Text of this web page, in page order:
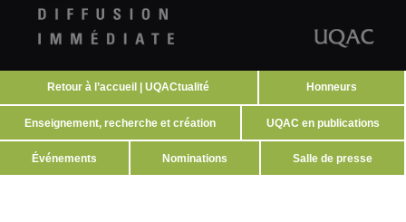
Retour à l’accueil | UQACtualité Honneurs
Enseignement, recherche et création UQAC en publications
Événements Nominations Salle de presse